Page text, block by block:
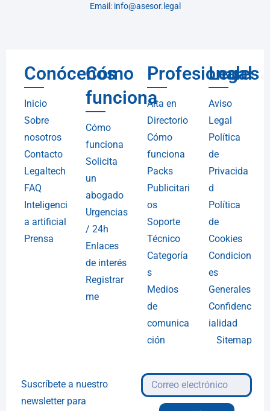
Email: info@asesor.legal
Conócenos
Inicio
Sobre
nosotros
Contacto
Legaltech
FAQ
Inteligenci
a artificial
Prensa
Cómo
funciona
Cómo
funciona
Solicita
un
abogado
Urgencias
/ 24h
Enlaces
de interés
Registrar
me
Profesionales
Alta en
Directorio
Cómo
funciona
Packs
Publicitari
os
Soporte
Técnico
Categoría
s
Medios
de
comunica
ción
Legal
Aviso
Legal
Política
de
Privacida
d
Política
de
Cookies
Condicion
es
Generales
Confidenc
ialidad
Sitemap
Suscríbete a nuestro
newsletter para